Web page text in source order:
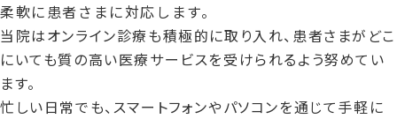
柔軟に患者さまに対応します。
当院はオンライン診療も積極的に取り入れ、患者さまがどこ
にいても質の高い医療サービスを受けられるよう努めてい
ます。
忙しい日常でも、スマートフォンやパソコンを通じて手軽に